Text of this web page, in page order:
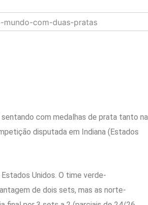
com medalhas de prata tanto na
disputada em Indiana (Estados
Unidos. O time verde-
de dois sets, mas as norte-